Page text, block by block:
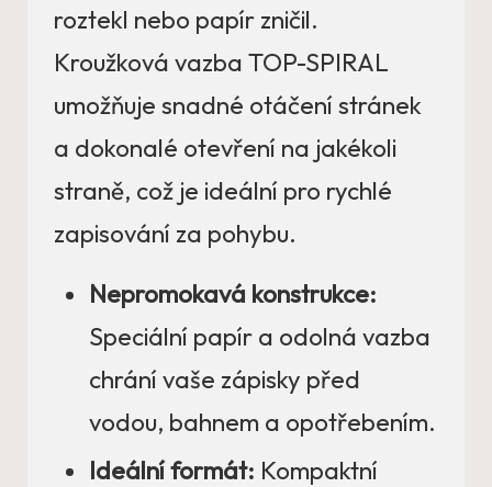
roztekl nebo papír zničil.
Kroužková vazba TOP-SPIRAL
umožňuje snadné otáčení stránek
a dokonalé otevření na jakékoli
straně, což je ideální pro rychlé
zapisování za pohybu.
Nepromokavá konstrukce:
Speciální papír a odolná vazba
chrání vaše zápisky před
vodou, bahnem a opotřebením.
Ideální formát: Kompaktní